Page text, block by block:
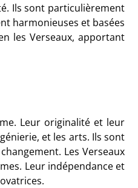
Ils sont particulièrement
harmonieuses et basées
les Verseaux, apportant
Leur originalité et leur
et les arts. Ils sont
Les Verseaux
Leur indépendance et